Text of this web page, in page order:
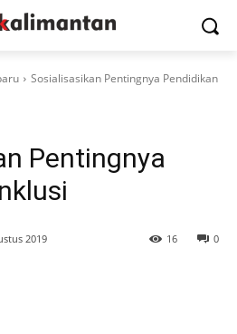
Sosialisasikan Pentingnya Pendidikan
Pentingnya
2019 0
16